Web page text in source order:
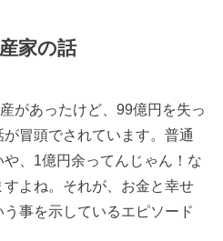
家の話
があったけど、99億円を失っ
冒頭でされています。普通
、1億円余ってんじゃん！な
よね。それが、お金と幸せ
事を示しているエピソード